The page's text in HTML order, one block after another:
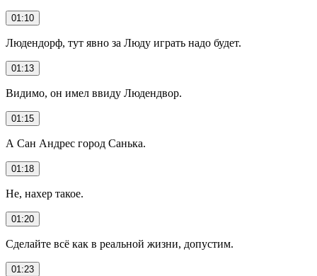
01:10
Людендорф, тут явно за Люду играть надо будет.
01:13
Видимо, он имел ввиду Людендвор.
01:15
А Сан Андрес город Санька.
01:18
Не, нахер такое.
01:20
Сделайте всё как в реальной жизни, допустим.
01:23